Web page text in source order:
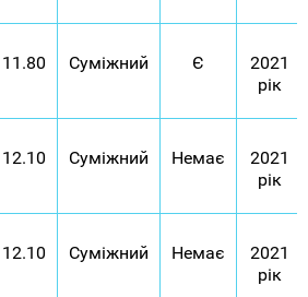
11.80 Суміжний Є
2021
рік
12.10 Суміжний Немає
2021
рік
12.10 Суміжний Немає
2021
рік